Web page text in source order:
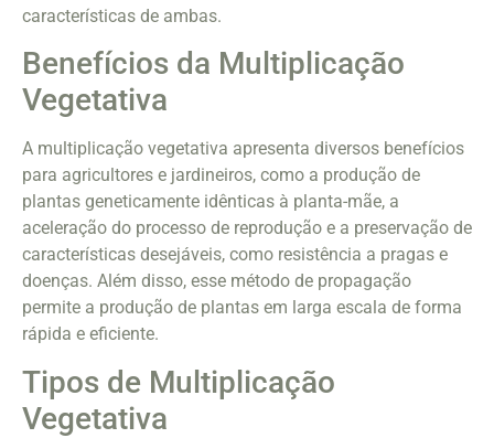
características de ambas.
Benefícios da Multiplicação
Vegetativa
A multiplicação vegetativa apresenta diversos benefícios
para agricultores e jardineiros, como a produção de
plantas geneticamente idênticas à planta-mãe, a
aceleração do processo de reprodução e a preservação de
características desejáveis, como resistência a pragas e
doenças. Além disso, esse método de propagação
permite a produção de plantas em larga escala de forma
rápida e eficiente.
Tipos de Multiplicação
Vegetativa